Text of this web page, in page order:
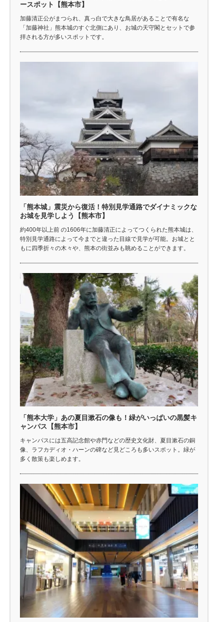
ースポット【熊本市】
加藤清正公がまつられ、真っ白で大きな鳥居があることで有名な
「加藤神社」熊本城のすぐ北側にあり、お城の天守閣とセットで参
拝される方が多いスポットです。
「熊本城」震災から復活！特別見学通路でダイナミックな
お城を見学しよう【熊本市】
約400年以上前 の1606年に加藤清正によってつくられた熊本城は、
特別見学通路によって今までと違った目線で見学が可能。お城とと
もに四季折々の木々や、熊本の街並みも眺めることができます。
「熊本大学」あの夏目漱石の像も！緑がいっぱいの黒髪キ
ャンパス【熊本市】
キャンパスには五高記念館や赤門などの歴史文化財、夏目漱石の銅
像、ラフカディオ・ハーンの碑など見どころも多いスポット。緑が
多く散策も楽しめます。